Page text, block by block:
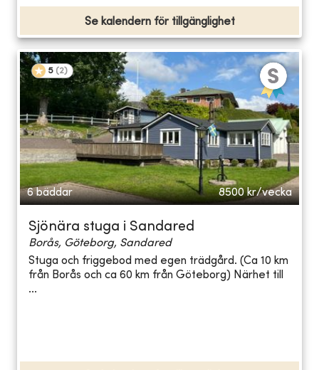
Se kalendern för tillgänglighet
5 (2)
6 bäddar 8500 kr/vecka
Sjönära stuga i Sandared
Borås, Göteborg, Sandared
Stuga och friggebod med egen trädgård. (Ca 10 km
från Borås och ca 60 km från Göteborg) Närhet till
...